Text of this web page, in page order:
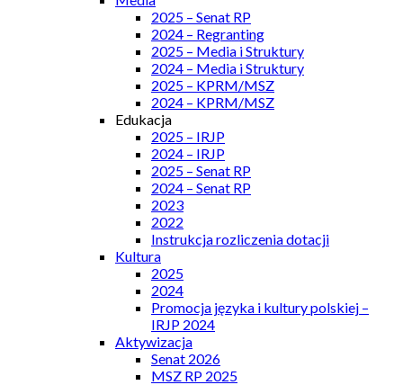
2025 – Senat RP
2024 – Regranting
2025 – Media i Struktury
2024 – Media i Struktury
2025 – KPRM/MSZ
2024 – KPRM/MSZ
Edukacja
2025 – IRJP
2024 – IRJP
2025 – Senat RP
2024 – Senat RP
2023
2022
Instrukcja rozliczenia dotacji
Kultura
2025
2024
Promocja języka i kultury polskiej –
IRJP 2024
Aktywizacja
Senat 2026
MSZ RP 2025